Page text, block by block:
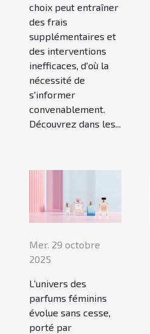
choix peut entraîner
des frais
supplémentaires et
des interventions
inefficaces, d'où la
nécessité de
s'informer
convenablement.
Découvrez dans les...
Mer. 29 octobre
2025
L'univers des
parfums féminins
évolue sans cesse,
porté par